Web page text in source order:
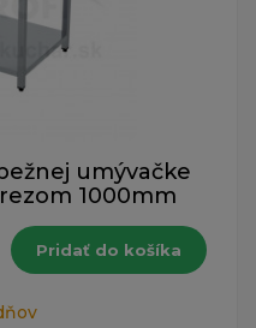
umývačke
1000mm
Pridať do košíka